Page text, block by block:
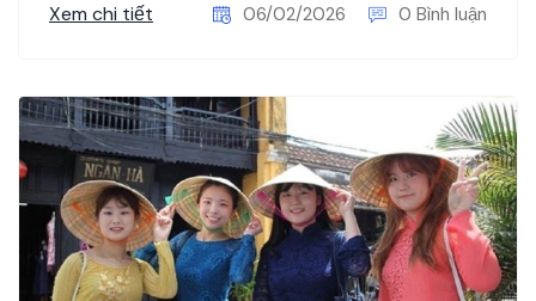
Xem chi tiết
06/02/2026 0 Bình luận